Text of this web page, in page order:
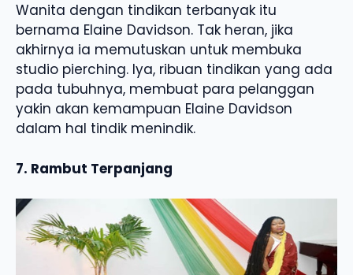
Wanita dengan tindikan terbanyak itu
bernama Elaine Davidson. Tak heran, jika
akhirnya ia memutuskan untuk membuka
studio pierching. Iya, ribuan tindikan yang ada
pada tubuhnya, membuat para pelanggan
yakin akan kemampuan Elaine Davidson
dalam hal tindik menindik.
7. Rambut Terpanjang